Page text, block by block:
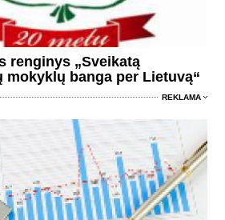
renginys „Sveikatą
mokyklų banga per Lietuvą“
REKLAMA